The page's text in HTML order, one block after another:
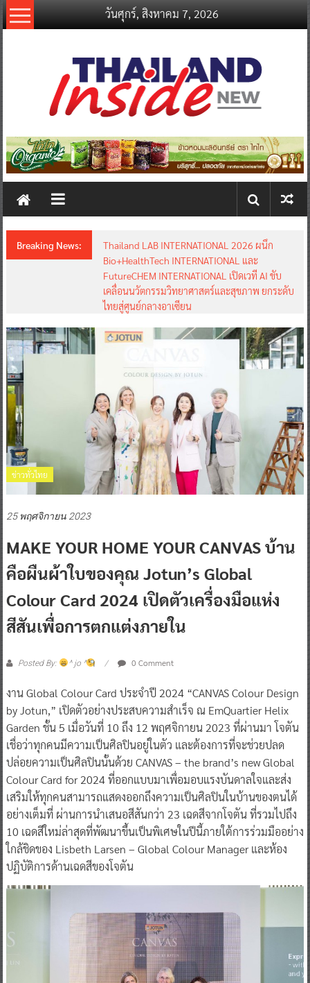
Skip
to
วันศุกร์, สิงหาคม 7, 2026
thailandinsidenew.com
Thailand
New
Breaking News:
Thailand LAB INTERNATIONAL 2026 ผนึก
Bio+HealthTech INTERNATIONAL และ
FutureCHEM INTERNATIONAL เปิดเวที AI ขับ
เคลื่อนนวัตกรรมวิทยาศาสตร์และสุขภาพ ยกระดับ
ไทยสู่ศูนย์กลางอาเซียน
ข่าวทั่วไทย
25 พฤศจิกายน 2023
MAKE YOUR HOME YOUR CANVAS บ้าน
คือผืนผ้าใบของคุณ Jotun’s Global
Colour Card 2024 เปิดตัวเครื่องมือแห่ง
สีสันเพื่อการตกแต่งภายใน
Posted By: ^ jo ^ 0 Comment
งาน Global Colour Card ประจำปี 2024 “CANVAS Colour Design
by Jotun,” เปิดตัวอย่างประสบความสำเร็จ ณ EmQuartier Helix
Garden ชั้น 5 เมื่อวันที่ 10 ถึง 12 พฤศจิกายน 2023 ที่ผ่านมา โจตัน
เชื่อว่าทุกคนมีความเป็นศิลปินอยู่ในตัว และต้องการที่จะช่วยปลด
ปล่อยความเป็นศิลปินนั้นด้วย CANVAS – the brand’s new Global
Colour Card for 2024 ที่ออกแบบมาเพื่อมอบแรงบันดาลใจและส่ง
เสริมให้ทุกคนสามารถแสดงออกถึงความเป็นศิลปินในบ้านของตนได้
อย่างเต็มที่ ผ่านการนำเสนอสีสันกว่า 23 เฉดสีจากโจตัน ที่รวมไปถึง
10 เฉดสีใหม่ล่าสุดที่พัฒนาขึ้นเป็นพิเศษในปีนี้ภายใต้การร่วมมืออย่าง
ใกล้ชิดของ Lisbeth Larsen – Global Colour Manager และห้อง
ปฏิบัติการด้านเฉดสีของโจตัน